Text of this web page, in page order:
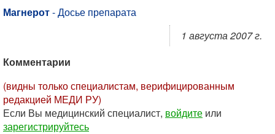
Магнерот- Досье препарата
1 августа 2007 г.
Комментарии
(видны только специалистам, верифицированным
редакцией МЕДИ РУ)
Если Вы медицинский специалист, войдите или
зарегистрируйтесь